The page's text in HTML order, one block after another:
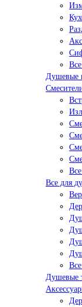
Душевые
Все для
Душевые